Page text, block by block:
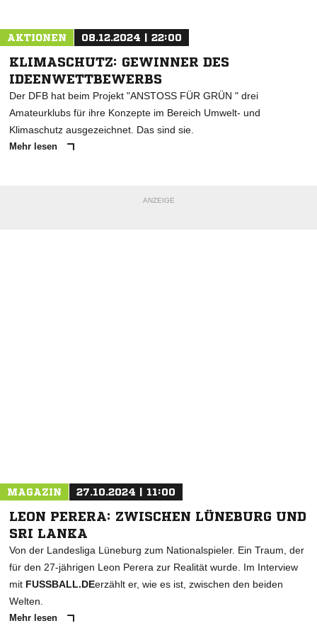
AKTIONEN 08.12.2024 | 22:00
KLIMASCHUTZ: GEWINNER DES
IDEENWETTBEWERBS
Der DFB hat beim Projekt "ANSTOSS FÜR GRÜN " drei
Amateurklubs für ihre Konzepte im Bereich Umwelt- und
Klimaschutz ausgezeichnet. Das sind sie.
Mehr lesen
ANZEIGE
MAGAZIN 27.10.2024 | 11:00
LEON PERERA: ZWISCHEN LÜNEBURG UND
SRI LANKA
Von der Landesliga Lüneburg zum Nationalspieler. Ein Traum, der
für den 27-jährigen Leon Perera zur Realität wurde. Im Interview
mit FUSSBALL.DEerzählt er, wie es ist, zwischen den beiden
Welten.
Mehr lesen